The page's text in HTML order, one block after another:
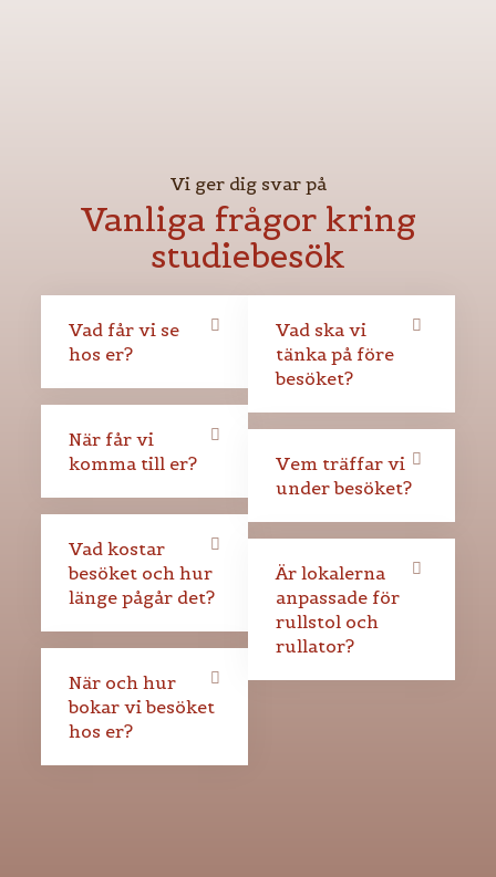
Vi ger dig svar på
Vanliga frågor kring
studiebesök
Vad får vi se
hos er?
När får vi
komma till er?
Vad kostar
besöket och hur
länge pågår det?
När och hur
bokar vi besöket
hos er?
Vad ska vi
tänka på före
besöket?
Vem träffar vi
under besöket?
Är lokalerna
anpassade för
rullstol och
rullator?